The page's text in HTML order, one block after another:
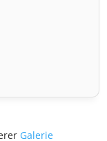
Galerie